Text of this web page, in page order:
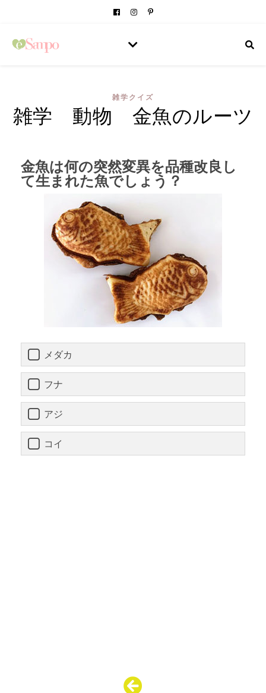
雑学クイズ
雑学 動物 金魚のルーツ
金魚は何の突然変異を品種改良し
て生まれた魚でしょう？
メダカ
フナ
アジ
コイ